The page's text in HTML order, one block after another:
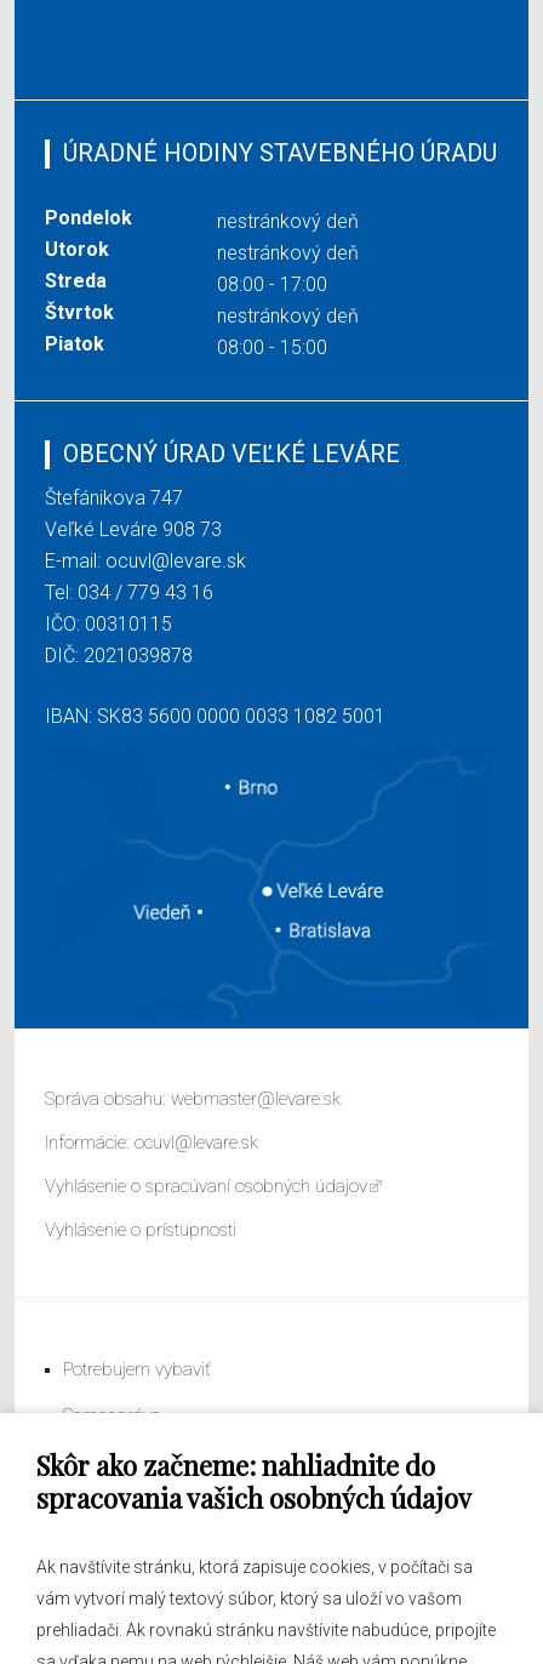
Skôr ako začneme: nahliadnite do
spracovania vašich osobných údajov
Ak navštívite stránku, ktorá zapisuje cookies, v počítači sa
vám vytvorí malý textový súbor, ktorý sa uloží vo vašom
prehliadači. Ak rovnakú stránku navštívite nabudúce, pripojíte
ÚRADNÉ HODINY STAVEBNÉHO ÚRADU
Pondelok
nestránkový deň
Utorok
nestránkový deň
Streda
08:00 - 17:00
Štvrtok
nestránkový deň
Piatok
08:00 - 15:00
OBECNÝ ÚRAD VEĽKÉ LEVÁRE
Štefánikova 747
Veľké Leváre 908 73
E-mail: ocuvl@levare.sk
Tel: 034 / 779 43 16
IČO: 00310115
DIČ: 2021039878
IBAN: SK83 5600 0000 0033 1082 5001
Správa obsahu: webmaster@levare.sk
Informácie: ocuvl@levare.sk
Vyhlásenie o spracúvaní osobných údajov
Vyhlásenie o prístupnosti
Potrebujem vybaviť
Samospráva
Obecný úrad
O obci